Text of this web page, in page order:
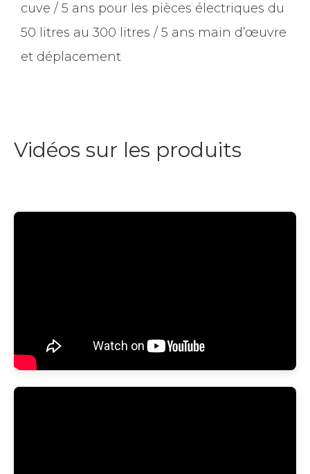
cuve / 5 ans pour les pièces électriques du
50 litres au 300 litres / 5 ans main d’œuvre
et déplacement
Vidéos sur les produits